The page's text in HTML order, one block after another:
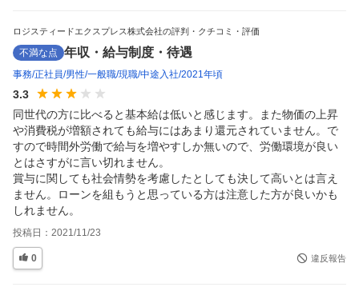
ロジスティードエクスプレス株式会社の評判・クチコミ・評価
不満な点 年収・給与制度・待遇
事務 正社員 男性 一般職 現職 中途入社 2021年頃
3.3
同世代の方に比べると基本給は低いと感じます。また物価の上昇
や消費税が増額されても給与にはあまり還元されていません。で
すので時間外労働で給与を増やすしか無いので、労働環境が良い
とはさすがに言い切れません。
賞与に関しても社会情勢を考慮したとしても決して高いとは言え
ません。ローンを組もうと思っている方は注意した方が良いかも
しれません。
投稿日： 2021/11/23
0 違反報告